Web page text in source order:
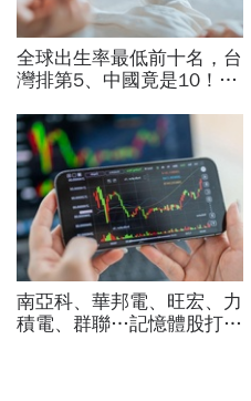
全球出生率最低前十名，台
灣排第5、中國竟是10！亞
經濟壓力成天然避孕藥？
南亞科、華邦電、旺宏、力
積電、群聯…記憶體股打下